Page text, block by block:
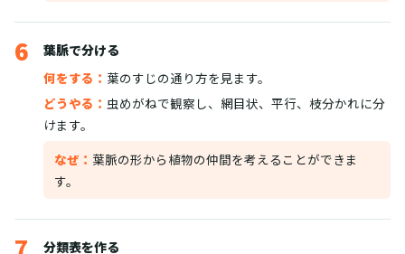
6
葉脈で分ける
何をする： 葉のすじの通り方を見ます。
どうやる： 虫めがねで観察し、網目状、平行、枝分かれに分
けます。
なぜ： 葉脈の形から植物の仲間を考えることができま
す。
7 分類表を作る